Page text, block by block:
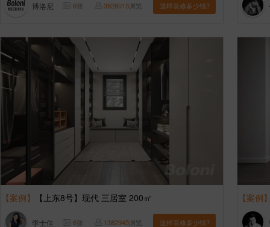
博洛尼 6张 3928015浏览 这样装修多少钱?
【案例】 【上东8号】现代 三居室 200㎡
李士佳 6张 1382945浏览 这样装修多少钱?
【案例